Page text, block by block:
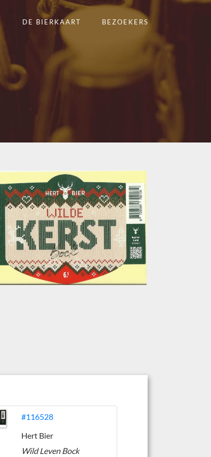
DE BIERKAART BEZOEKERS
#116528
Hert Bier
Wild Leven Bock